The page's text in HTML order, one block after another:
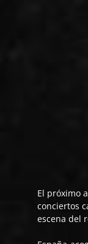
El próximo
conciertos
escena del